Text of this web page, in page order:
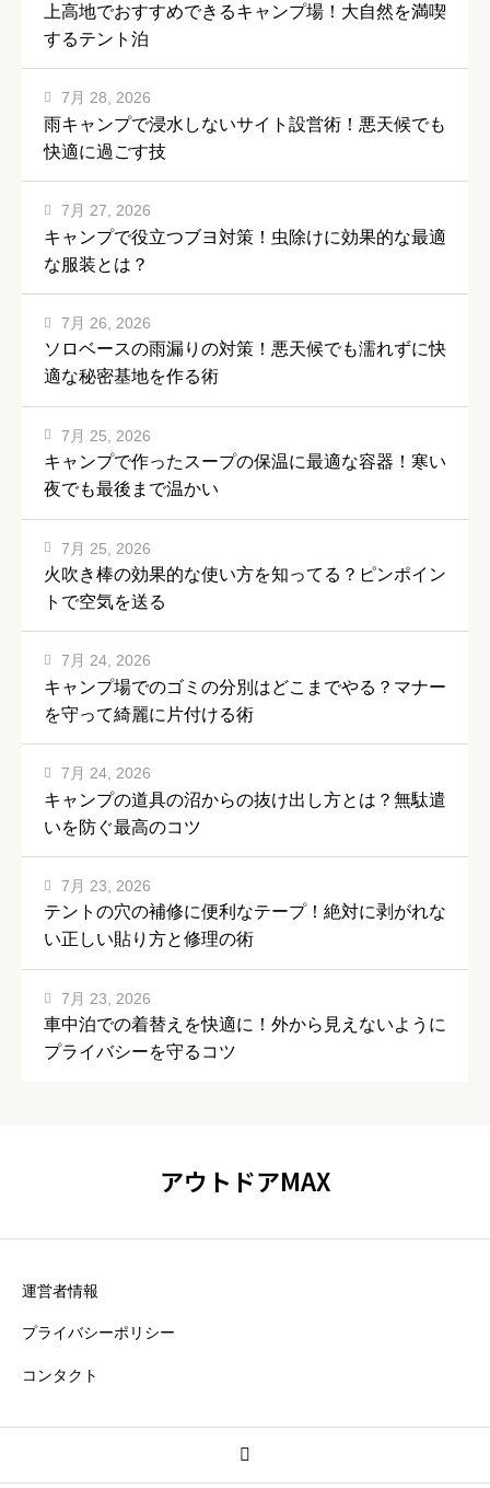
上高地でおすすめできるキャンプ場！大自然を満喫
するテント泊
雨キャンプで浸水しないサイト設営術！悪天候でも
快適に過ごす技
7月 28, 2026
キャンプで役立つブヨ対策！虫除けに効果的な最適
な服装とは？
7月 27, 2026
ソロベースの雨漏りの対策！悪天候でも濡れずに快
適な秘密基地を作る術
7月 26, 2026
キャンプで作ったスープの保温に最適な容器！寒い
夜でも最後まで温かい
7月 25, 2026
火吹き棒の効果的な使い方を知ってる？ピンポイン
トで空気を送る
7月 25, 2026
キャンプ場でのゴミの分別はどこまでやる？マナー
を守って綺麗に片付ける術
7月 24, 2026
キャンプの道具の沼からの抜け出し方とは？無駄遣
いを防ぐ最高のコツ
7月 24, 2026
テントの穴の補修に便利なテープ！絶対に剥がれな
い正しい貼り方と修理の術
7月 23, 2026
車中泊での着替えを快適に！外から見えないように
プライバシーを守るコツ
7月 23, 2026
アウトドアMAX
運営者情報
プライバシーポリシー
コンタクト